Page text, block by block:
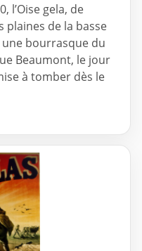
l’Oise gela, de
plaines de la basse
bourrasque du
Beaumont, le jour
à tomber dès le